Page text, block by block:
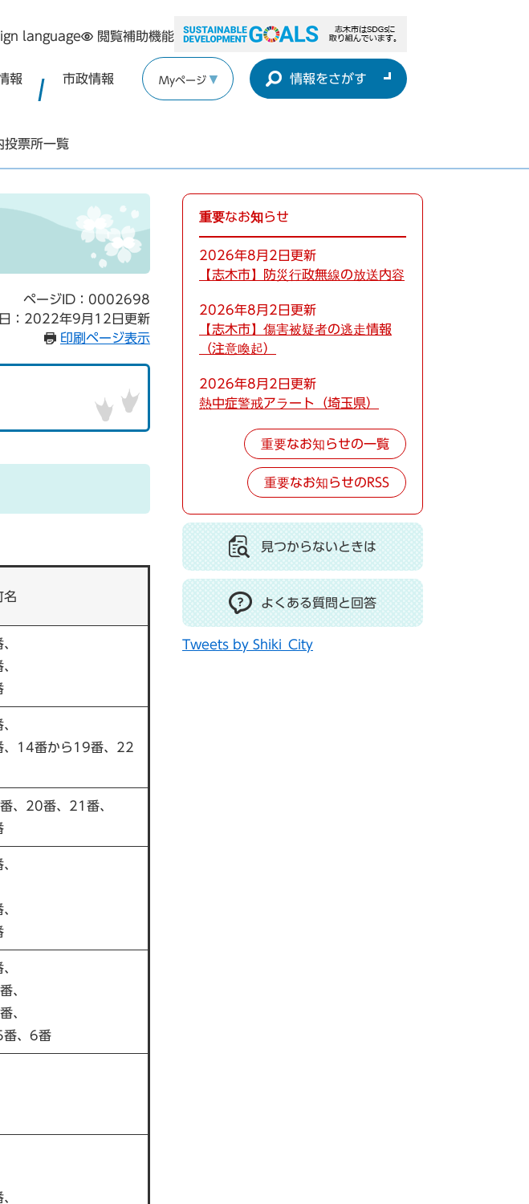
language 閲覧補助機能
報 市政情報 Myページ 情報をさがす
投票所一覧
ページID：0002698
：2022年9月12日更新
印刷ページ表示
名
、14番から19番、22
、20番、21番、
、
、
番、6番
重要なお知らせ
2026年8月2日更新
【志木市】防災行政無線の放送内容
2026年8月2日更新
【志木市】傷害被疑者の逃走情報
（注意喚起）
2026年8月2日更新
熱中症警戒アラート（埼玉県）
重要なお知らせの一覧
重要なお知らせのRSS
見つからないときは
よくある質問と回答
Tweets by Shiki_City